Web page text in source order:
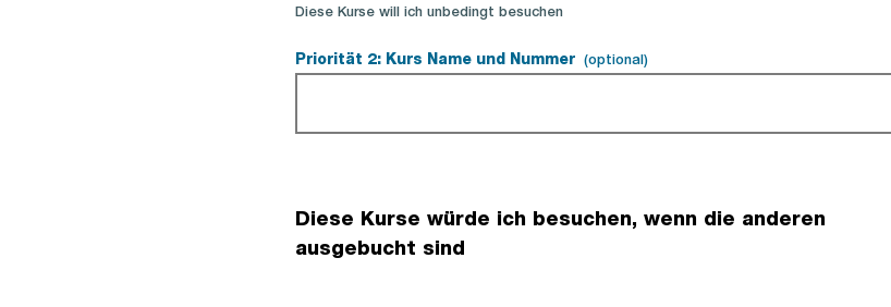
Diese Kurse will ich unbedingt besuchen
Priorität 2: Kurs Name und Nummer (optional)
Diese Kurse würde ich besuchen, wenn die anderen
ausgebucht sind